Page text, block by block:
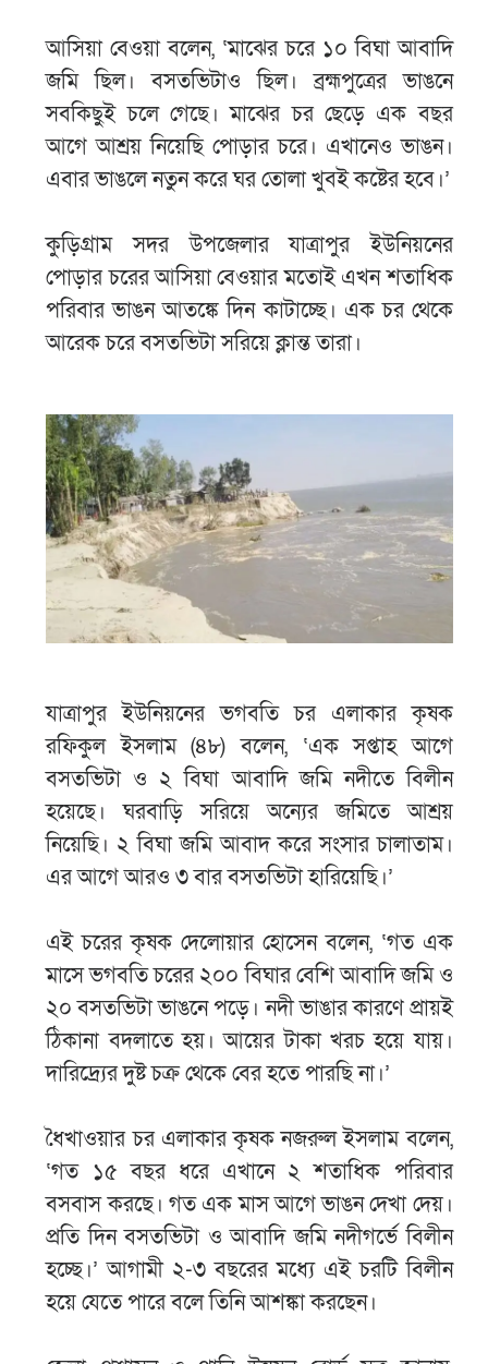
আসিয়া বেওয়া বলেন, ‘মাঝের চরে ১০ বিঘা আবাদি
জমি ছিল। বসতভিটাও ছিল। ব্রহ্মপুত্রের ভাঙনে
সবকিছুই চলে গেছে। মাঝের চর ছেড়ে এক বছর
আগে আশ্রয় নিয়েছি পোড়ার চরে। এখানেও ভাঙন।
এবার ভাঙলে নতুন করে ঘর তোলা খুবই কষ্টের হবে।’
কুড়িগ্রাম সদর উপজেলার যাত্রাপুর ইউনিয়নের
পোড়ার চরের আসিয়া বেওয়ার মতোই এখন শতাধিক
পরিবার ভাঙন আতঙ্কে দিন কাটাচ্ছে। এক চর থেকে
আরেক চরে বসতভিটা সরিয়ে ক্লান্ত তারা।
যাত্রাপুর ইউনিয়নের ভগবতি চর এলাকার কৃষক
রফিকুল ইসলাম (৪৮) বলেন, ‘এক সপ্তাহ আগে
বসতভিটা ও ২ বিঘা আবাদি জমি নদীতে বিলীন
হয়েছে। ঘরবাড়ি সরিয়ে অন্যের জমিতে আশ্রয়
নিয়েছি। ২ বিঘা জমি আবাদ করে সংসার চালাতাম।
এর আগে আরও ৩ বার বসতভিটা হারিয়েছি।’
এই চরের কৃষক দেলোয়ার হোসেন বলেন, ‘গত এক
মাসে ভগবতি চরের ২০০ বিঘার বেশি আবাদি জমি ও
২০ বসতভিটা ভাঙনে পড়ে। নদী ভাঙার কারণে প্রায়ই
ঠিকানা বদলাতে হয়। আয়ের টাকা খরচ হয়ে যায়।
দারিদ্র্যের দুষ্ট চক্র থেকে বের হতে পারছি না।’
ধৈখাওয়ার চর এলাকার কৃষক নজরুল ইসলাম বলেন,
‘গত ১৫ বছর ধরে এখানে ২ শতাধিক পরিবার
বসবাস করছে। গত এক মাস আগে ভাঙন দেখা দেয়।
প্রতি দিন বসতভিটা ও আবাদি জমি নদীগর্ভে বিলীন
হচ্ছে।’ আগামী ২-৩ বছরের মধ্যে এই চরটি বিলীন
হয়ে যেতে পারে বলে তিনি আশঙ্কা করছেন।